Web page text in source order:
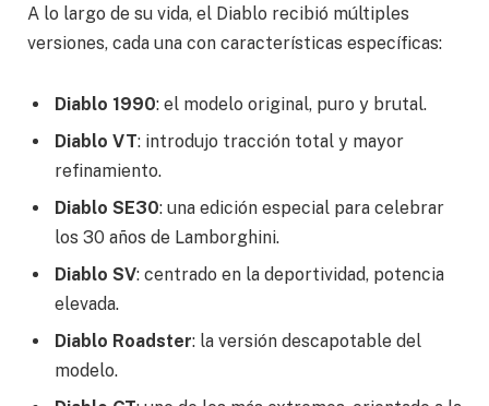
A lo largo de su vida, el Diablo recibió múltiples
versiones, cada una con características específicas:
Diablo 1990: el modelo original, puro y brutal.
Diablo VT: introdujo tracción total y mayor
refinamiento.
Diablo SE30: una edición especial para celebrar
los 30 años de Lamborghini.
Diablo SV: centrado en la deportividad, potencia
elevada.
Diablo Roadster: la versión descapotable del
modelo.